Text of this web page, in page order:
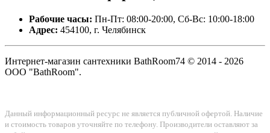
Рабочие часы: Пн-Пт: 08:00-20:00, Сб-Вс: 10:00-18:00
Адрес: 454100, г. Челябинск
Интернет-магазин сантехники BathRoom74 © 2014 - 2026
ООО "BathRoom".
Данный информационный ресурс не является публичной офертой. Наличие
и стоимость товаров уточняйте по телефону. Производители оставляют за